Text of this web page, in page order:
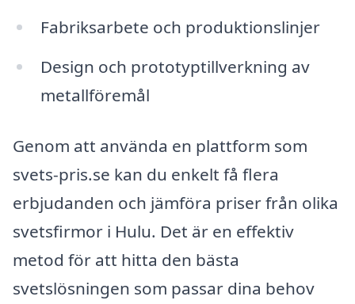
Fabriksarbete och produktionslinjer
Design och prototyptillverkning av
metallföremål
Genom att använda en plattform som
svets-pris.se kan du enkelt få flera
erbjudanden och jämföra priser från olika
svetsfirmor i Hulu. Det är en effektiv
metod för att hitta den bästa
svetslösningen som passar dina behov